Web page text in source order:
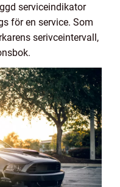
serviceindikator
för en service. Som
serivceintervall,